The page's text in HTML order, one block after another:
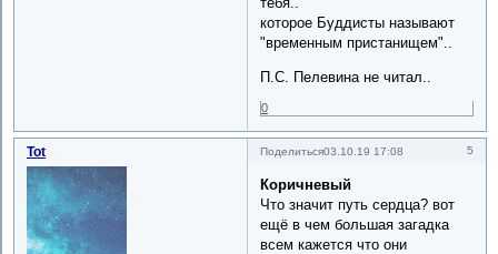
которое Буддисты называют
"временным пристанищем"..
П.С. Пелевина не читал..
0
Поделиться 5
03.10.19 17:08
Tot
Коричневый
Что значит путь сердца? вот
ещё в чем большая загадка
всем кажется что они